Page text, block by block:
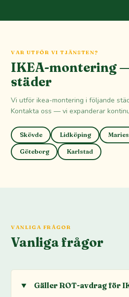
VAR UTFÖR VI TJÄNSTEN?
IKEA-montering
städer
Vi utför ikea-montering i följande
Kontakta oss — vi expanderar
Skövde Lidköping
Göteborg Karlstad
VANLIGA FRÅGOR
Vanliga frågor
Gäller ROT-avdrag för